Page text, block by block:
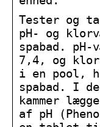
Tester og
pH- og
spabad.
7,4, og
i en pool,
spabad. I
kammer
af pH